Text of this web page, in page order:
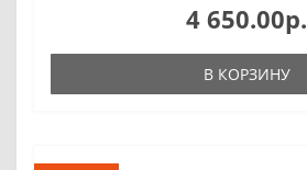
4 650.00р.
В КОРЗИНУ